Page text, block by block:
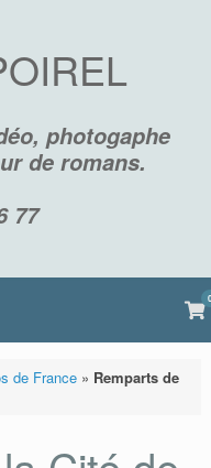
photogaphe
de romans.
77
0
de France» Remparts de